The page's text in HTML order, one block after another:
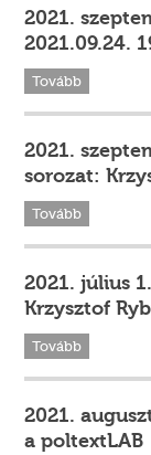
2021.
2021.09.24.
Tovább
2021.
sorozat:
Tovább
2021. július
Krzysztof
Tovább
2021.
a poltextLAB